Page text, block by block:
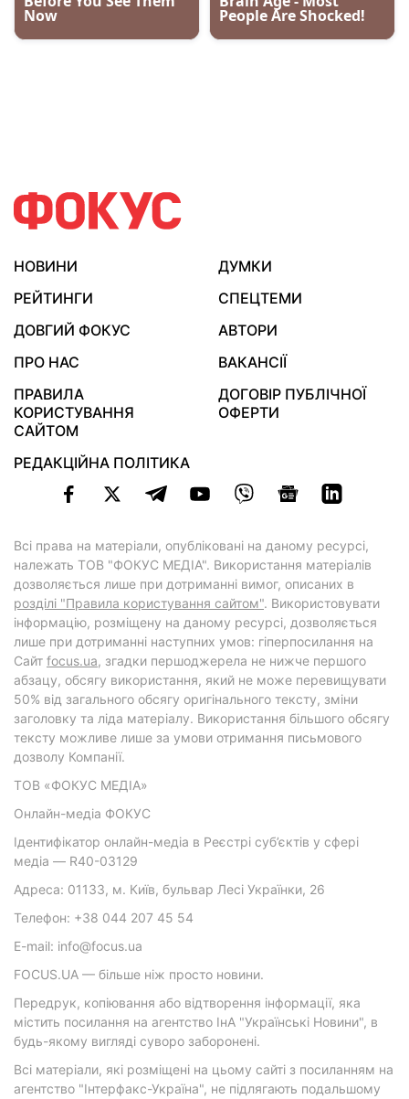
НОВИНИ
ДУМКИ
РЕЙТИНГИ
СПЕЦТЕМИ
ДОВГИЙ ФОКУС
АВТОРИ
ПРО НАС
ВАКАНСІЇ
ПРАВИЛА
КОРИСТУВАННЯ
САЙТОМ
ДОГОВІР ПУБЛІЧНОЇ
ОФЕРТИ
РЕДАКЦІЙНА ПОЛІТИКА
Всі права на матеріали, опубліковані на даному ресурсі,
належать ТОВ "ФОКУС МЕДІА". Використання матеріалів
дозволяється лише при дотриманні вимог, описаних в
розділі "Правила користування сайтом". Використовувати
інформацію, розміщену на даному ресурсі, дозволяється
лише при дотриманні наступних умов: гіперпосилання на
Cайт focus.ua, згадки першоджерела не нижче першого
абзацу, обсягу використання, який не може перевищувати
50% від загального обсягу оригінального тексту, зміни
заголовку та ліда матеріалу. Використання більшого обсягу
тексту можливе лише за умови отримання письмового
дозволу Компанії.
ТОВ «ФОКУС МЕДІА»
Онлайн-медіа ФОКУС
Ідентифікатор онлайн-медіа в Реєстрі суб’єктів у сфері
медіа — R40-03129
Адреса: 01133, м. Київ, бульвар Лесі Українки, 26
Телефон: +38 044 207 45 54
E-mail: info@focus.ua
FOCUS.UA — більше ніж просто новини.
Передрук, копіювання або відтворення інформації, яка
містить посилання на агентство ІнА "Українські Новини", в
будь-якому вигляді суворо заборонені.
Всі матеріали, які розміщені на цьому сайті з посиланням на
агентство "Інтерфакс-Україна", не підлягають подальшому